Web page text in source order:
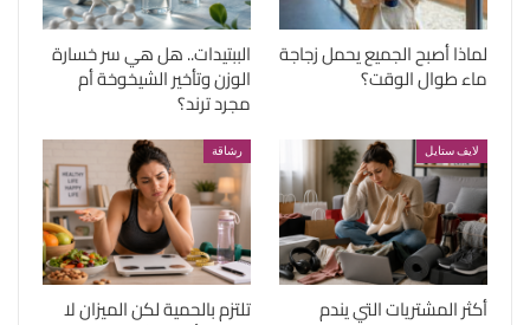
لماذا أصبح الجميع يحمل زجاجة
ماء طوال الوقت؟
الببتيدات.. هل هي سر خسارة
الوزن وتأخير الشيخوخة أم
مجرد ترند؟
لايف ستايل
أكثر المشتريات التي يندم
رشاقة
تلتزم بالحمية لكن الميزان لا